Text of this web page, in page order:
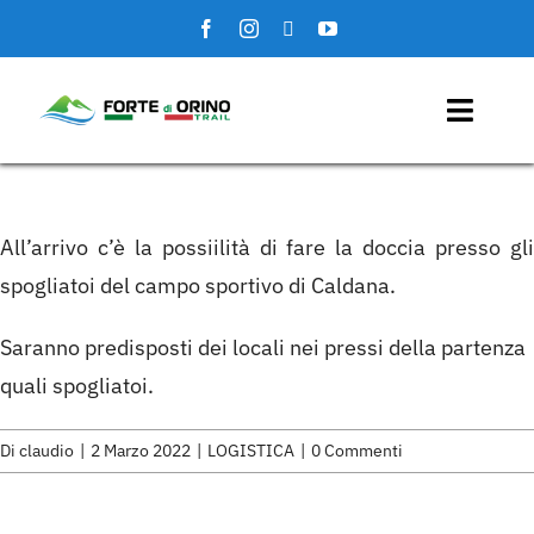
al
contenuto
Gare
Media
Info
All’arrivo c’è la possiilità di fare la doccia presso gli
spogliatoi del campo sportivo di Caldana.
Saranno predisposti dei locali nei pressi della partenza
quali spogliatoi.
Di claudio | 2 Marzo 2022 | LOGISTICA | 0 Commenti